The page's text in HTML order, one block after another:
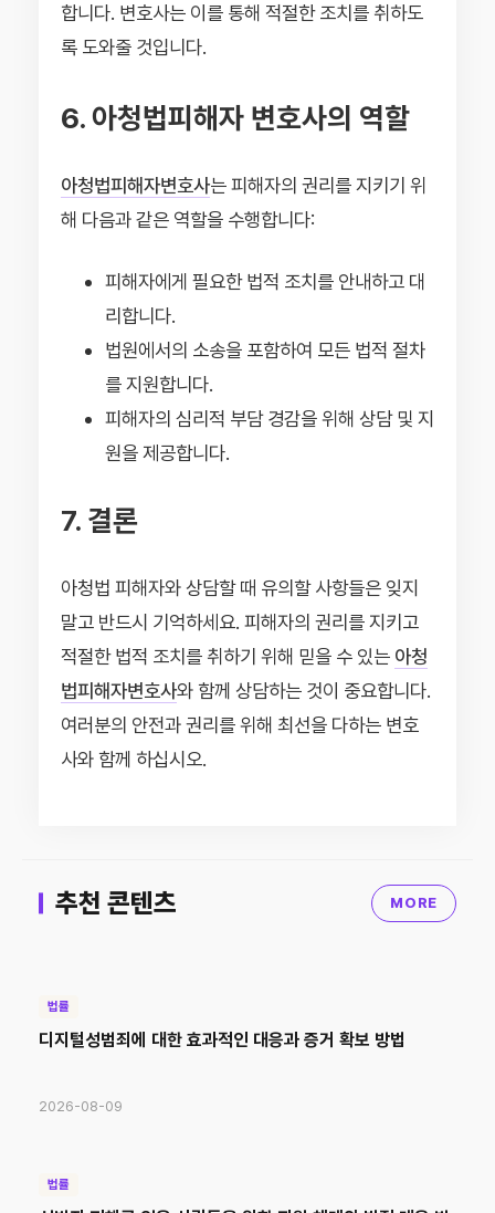
합니다. 변호사는 이를 통해 적절한 조치를 취하도
록 도와줄 것입니다.
6. 아청법피해자 변호사의 역할
아청법피해자변호사는 피해자의 권리를 지키기 위
해 다음과 같은 역할을 수행합니다:
피해자에게 필요한 법적 조치를 안내하고 대
리합니다.
법원에서의 소송을 포함하여 모든 법적 절차
를 지원합니다.
피해자의 심리적 부담 경감을 위해 상담 및 지
원을 제공합니다.
7. 결론
아청법 피해자와 상담할 때 유의할 사항들은 잊지
말고 반드시 기억하세요. 피해자의 권리를 지키고
적절한 법적 조치를 취하기 위해 믿을 수 있는 아청
법피해자변호사와 함께 상담하는 것이 중요합니다.
여러분의 안전과 권리를 위해 최선을 다하는 변호
사와 함께 하십시오.
추천 콘텐츠 MORE
법률
디지털성범죄에 대한 효과적인 대응과 증거 확보 방법
2026-08-09
법률